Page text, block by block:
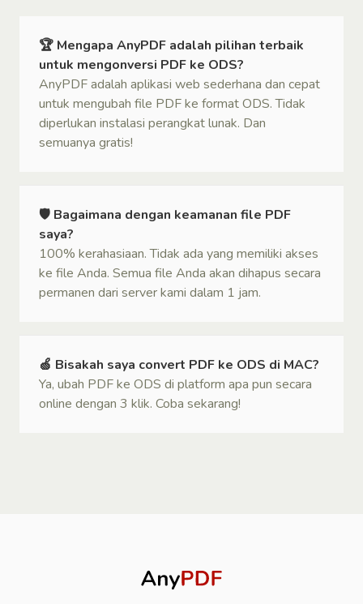
🏆 Mengapa AnyPDF adalah pilihan terbaik
untuk mengonversi PDF ke ODS?
AnyPDF adalah aplikasi web sederhana dan cepat
untuk mengubah file PDF ke format ODS. Tidak
diperlukan instalasi perangkat lunak. Dan
semuanya gratis!
🛡 Bagaimana dengan keamanan file PDF
saya?
100% kerahasiaan. Tidak ada yang memiliki akses
ke file Anda. Semua file Anda akan dihapus secara
permanen dari server kami dalam 1 jam.
🍏 Bisakah saya convert PDF ke ODS di MAC?
Ya, ubah PDF ke ODS di platform apa pun secara
online dengan 3 klik. Coba sekarang!